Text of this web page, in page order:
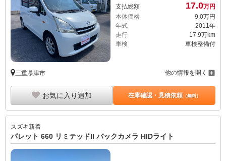
支払総額 17.0万円
本体価格
9.0万円
年式
2011年
走行
17.9万km
車検
車検整備付
三重県津市 他の情報を開く
お気に入り追加 在庫確認・見積依頼（無料）
スズキ新着
パレット 660 リミテッドII バックカメラ HIDライト